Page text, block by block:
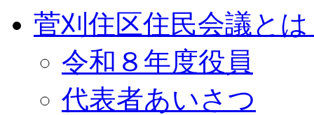
菅刈住区住民会議と
令和８年度役員
代表者あいさつ